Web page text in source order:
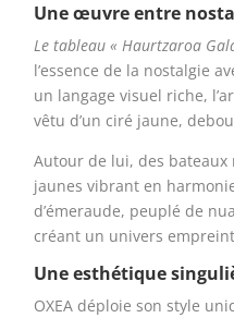
Une œuvre entre
Le tableau « Haurtzaroa
l’essence de la nostalgie
un langage visuel riche,
vêtu d’un ciré jaune,
Autour de lui, des
jaunes vibrant en
d’émeraude, peuplé de
créant un univers
Une esthétique
OXEA déploie son style